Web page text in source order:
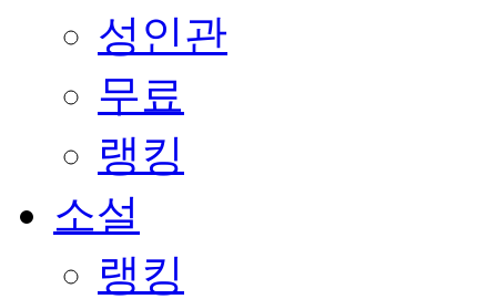
성인관
무료
랭킹
소설
랭킹